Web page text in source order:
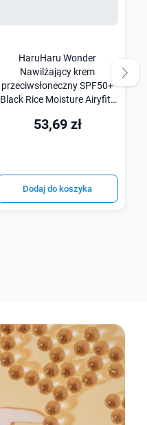
HaruHaru Wonder
Nawilżający krem
przeciwsłoneczny SPF50+
Black Rice Moisture Airyfit -
53,69 zł
Dodaj do koszyka